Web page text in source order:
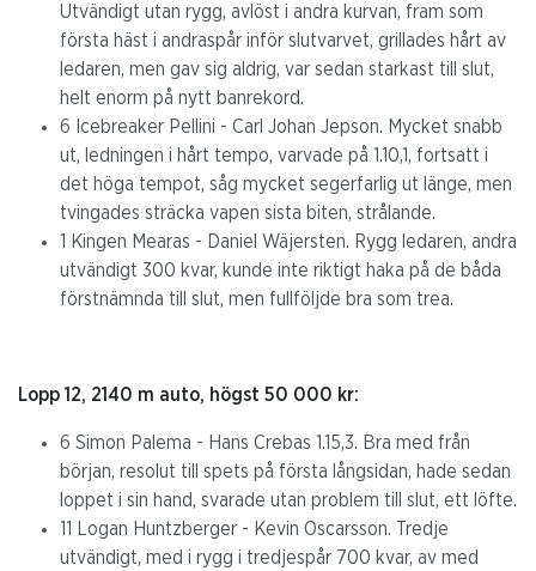
Utvändigt utan rygg, avlöst i andra kurvan, fram som
första häst i andraspår inför slutvarvet, grillades hårt av
ledaren, men gav sig aldrig, var sedan starkast till slut,
helt enorm på nytt banrekord.
6 Icebreaker Pellini - Carl Johan Jepson. Mycket snabb
ut, ledningen i hårt tempo, varvade på 1.10,1, fortsatt i
det höga tempot, såg mycket segerfarlig ut länge, men
tvingades sträcka vapen sista biten, strålande.
1 Kingen Mearas - Daniel Wäjersten. Rygg ledaren, andra
utvändigt 300 kvar, kunde inte riktigt haka på de båda
förstnämnda till slut, men fullföljde bra som trea.
Lopp 12, 2140 m auto, högst 50 000 kr:
6 Simon Palema - Hans Crebas 1.15,3. Bra med från
början, resolut till spets på första långsidan, hade sedan
loppet i sin hand, svarade utan problem till slut, ett löfte.
11 Logan Huntzberger - Kevin Oscarsson. Tredje
utvändigt, med i rygg i tredjespår 700 kvar, av med